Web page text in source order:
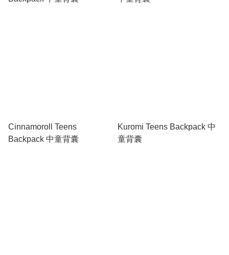
Cinnamoroll Teens
Backpack 中童背囊
Kuromi Teens Backpack 中
童背囊